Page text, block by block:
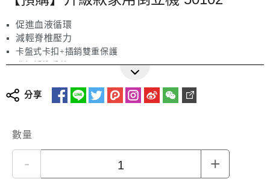
促進血液循環
減輕脊椎壓力
卡盤式卡扣+插銷雙重保護
升級緩衝肩墊
加大加長穩固底座
分享
數量
- +